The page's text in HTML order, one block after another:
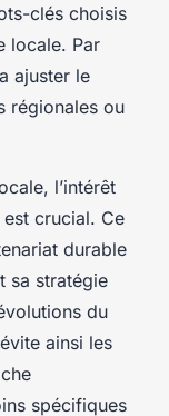
clés choisis
locale. Par
ajuster le
régionales ou
l’intérêt
est crucial. Ce
durable
sa stratégie
du
ainsi les
spécifiques